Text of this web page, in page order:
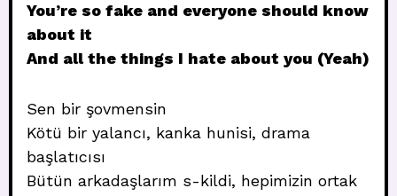
You’re so fake and everyone should know
about it
And all the things I hate about you (Yeah)
Sen bir şovmensin
Kötü bir yalancı, kanka hunisi, drama
başlatıcısı
Bütün arkadaşlarım s-kildi, hepimizin ortak